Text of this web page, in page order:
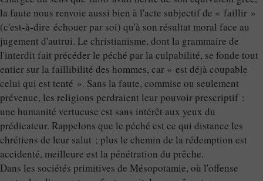
la faute nous renvoie aussi bien à l'acte subjectif de « faillir »
(c'est-à-dire échouer par soi) qu'à son résultat moral face au
jugement d'autrui. Le christianisme, dont la grammaire de
l'interdit fait précéder le péché par la culpabilité, se fonde tout
entier sur la faillibilité des hommes, car « est déjà coupable
celui qui est tenté ». Sans la faute, commise ou seulement
prévenue, les religions perdraient leur pouvoir prescriptif :
une humanité vertueuse est sans intérêt aux yeux du
prédicateur. Rappelons que le péché est ce qui distance les
chrétiens de leur salut ; plus le chemin de la rédemption est
accidenté, meilleure est la pénétration du prêche.
Dans les sociétés primitives de Mésopotamie, où l'offense